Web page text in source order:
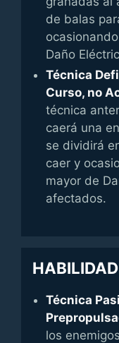
de balas
Daño
Técnica
Curso, no
técnica
caerá una
se dividirá
caer y
mayor de
afectados.
Técnica
los